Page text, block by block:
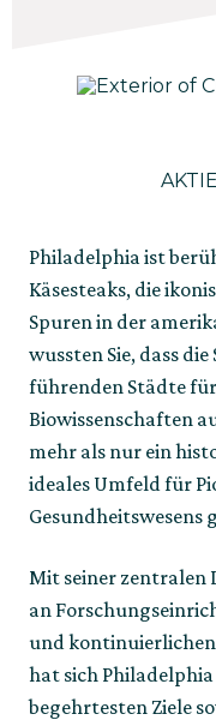
5,
AKTIE
Philadelphia ist
Käsesteaks, die
Spuren in der
wussten Sie, dass
führenden Städte
Biowissenschaften
mehr als nur ein
ideales Umfeld für
Gesundheitswesens
Mit seiner zentralen
an
und
hat sich
begehrtesten Ziele